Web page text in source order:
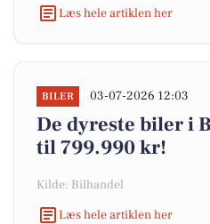
Læs hele artiklen her
BILER 03-07-2026 12:03
De dyreste biler i
til 799.990 kr!
Kilde: Bilhandel
Læs hele artiklen her